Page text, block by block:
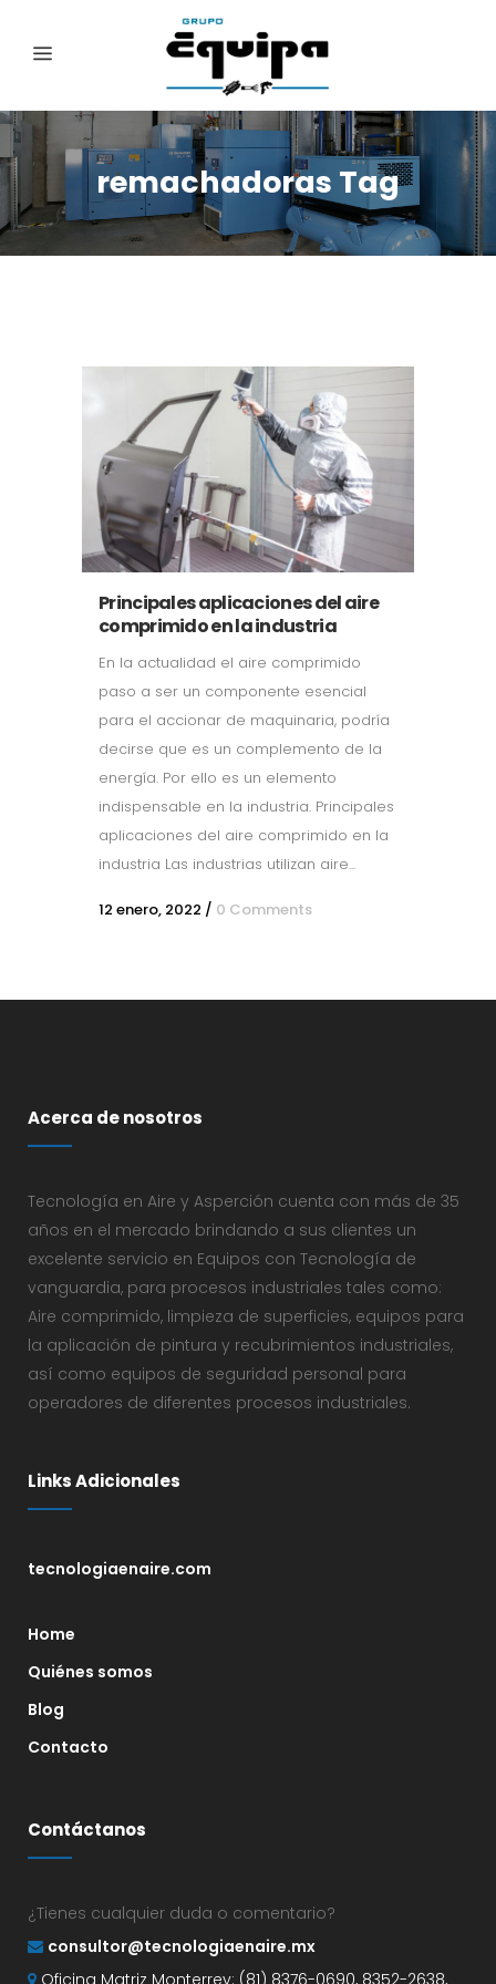
remachadoras Tag
Principales aplicaciones del aire
comprimido en la industria
En la actualidad el aire comprimido
paso a ser un componente esencial
para el accionar de maquinaria, podría
decirse que es un complemento de la
energía. Por ello es un elemento
indispensable en la industria. Principales
aplicaciones del aire comprimido en la
industria Las industrias utilizan aire...
12 enero, 2022 / 0 Comments
Acerca de nosotros
Tecnología en Aire y Asperción cuenta con más de 35
años en el mercado brindando a sus clientes un
excelente servicio en Equipos con Tecnología de
vanguardia, para procesos industriales tales como:
Aire comprimido, limpieza de superficies, equipos para
la aplicación de pintura y recubrimientos industriales,
así como equipos de seguridad personal para
operadores de diferentes procesos industriales.
Links Adicionales
tecnologiaenaire.com
Home
Quiénes somos
Blog
Contacto
Contáctanos
¿Tienes cualquier duda o comentario?
consultor@tecnologiaenaire.mx
Oficina Matriz Monterrey: (81) 8376-0690, 8352-2638,